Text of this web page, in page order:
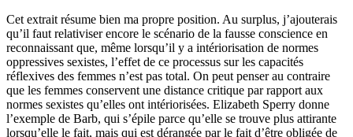
Cet extrait résume bien ma propre position. Au surplus, j’ajouterais
qu’il faut relativiser encore le scénario de la fausse conscience en
reconnaissant que, même lorsqu’il y a intériorisation de normes
oppressives sexistes, l’effet de ce processus sur les capacités
réflexives des femmes n’est pas total. On peut penser au contraire
que les femmes conservent une distance critique par rapport aux
normes sexistes qu’elles ont intériorisées. Elizabeth Sperry donne
l’exemple de Barb, qui s’épile parce qu’elle se trouve plus attirante
lorsqu’elle le fait, mais qui est dérangée par le fait d’être obligée de